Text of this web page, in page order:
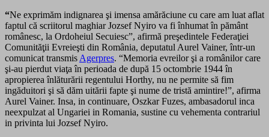
“Ne exprimăm indignarea şi imensa amărăciune cu care am luat aflat
faptul că scriitorul maghiar Jozsef Nyiro va fi înhumat în pământ
românesc, la Ordoheiul Secuiesc”, afirmă preşedintele Federaţiei
Comunităţii Evreieşti din România, deputatul Aurel Vainer, într-un
comunicat transmis Agerpres. “Memoria evreilor şi a românilor care
şi-au pierdut viaţa în perioada de după 15 octombrie 1944 în
apropierea înlăturării regentului Horthy, nu ne permite să fim
ingăduitori şi să dăm uitării fapte şi nume de tristă amintire!”, afirma
Aurel Vainer. Insa, in continuare, Oszkar Fuzes, ambasadorul inca
neexpulzat al Ungariei in Romania, sustine cu vehementa contrariul
in privinta lui Jozsef Nyiro.